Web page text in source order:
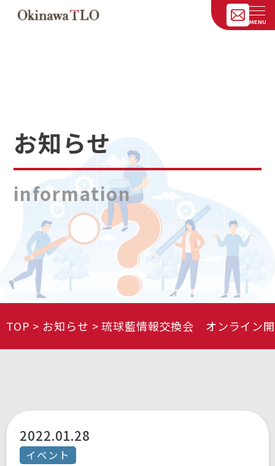
お知らせ
information
TOP お知らせ 琉球藍情報交換会 オンライン
2022.01.28
イベント